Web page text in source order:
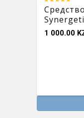
1 000.00